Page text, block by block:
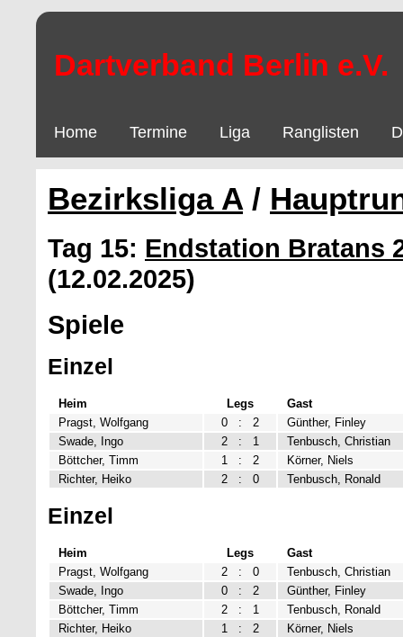
Dartverband Berlin e.V.
Home Termine Liga Ranglisten
Bezirksliga A /
Tag 15: Endstation Bratans
(12.02.2025)
Spiele
Einzel
Heim Legs
Gast
Pragst, Wolfgang
0 : 2
Günther, Finley
Swade, Ingo
2 : 1
Tenbusch, Christian
Böttcher, Timm
1 : 2
Körner, Niels
Richter, Heiko
2 : 0 Tenbusch, Ronald
Einzel
Heim Legs
Gast
Pragst, Wolfgang
2 : 0
Tenbusch, Christian
Swade, Ingo
0 : 2
Günther, Finley
Böttcher, Timm
2 : 1
Tenbusch, Ronald
Richter, Heiko
1 : 2 Körner, Niels